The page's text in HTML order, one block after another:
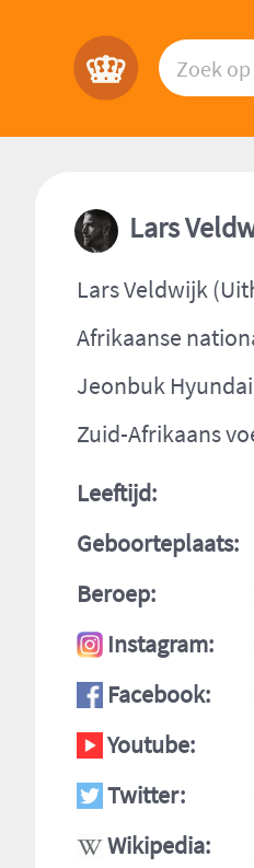
Lars
Lars Veldwijk
Afrikaanse
Jeonbuk
Zuid-Afrikaans
Leeftijd:
Geboorteplaats:
Beroep:
Instagram:
Facebook:
Youtube:
Twitter:
Wikipedia: